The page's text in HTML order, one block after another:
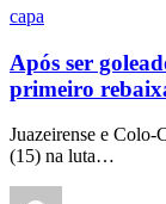
capa
Após ser
primeiro
Juazeirense e Colo-
(15) na luta…